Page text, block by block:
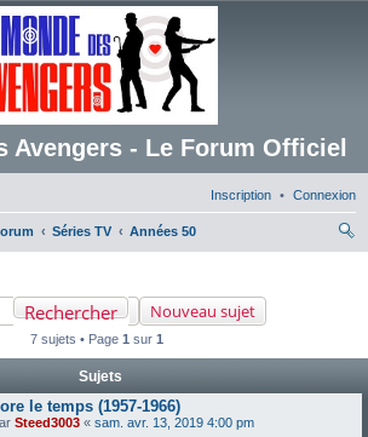
Avengers - Le Forum Officiel
Connexion
Inscription
Séries TV
Années 50
Nouveau sujet
Rechercher
7 sujets • Page 1 sur 1
Sujets
le temps (1957-1966)
Steed3003 « sam. avr. 13, 2019 4:00 pm